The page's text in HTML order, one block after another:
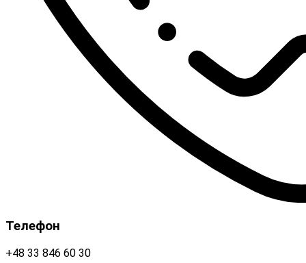
Телефон
+48 33 846 60 30